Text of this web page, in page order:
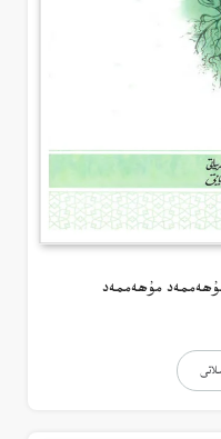
مۇھەممەد